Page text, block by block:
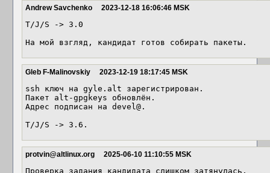
Andrew Savchenko 2023-12-18 16:06:46 MSK
T/J/S -> 3.0
На мой взгляд, кандидат готов собирать пакеты.
Gleb F-Malinovskiy 2023-12-19 18:17:45 MSK
ssh ключ на gyle.alt зарегистрирован.
Пакет alt-gpgkeys обновлён.
Адрес подписан на devel@.
T/J/S -> 3.6.
protvin@altlinux.org 2025-06-10 11:10:55 MSK
Проверка задания кандидата слишком затянулась.